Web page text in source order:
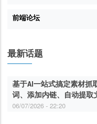
前端论坛
最新话题
基于AI一站式搞定素材抓
词、添加内链、自动提取
06/07/2026 - 22:20